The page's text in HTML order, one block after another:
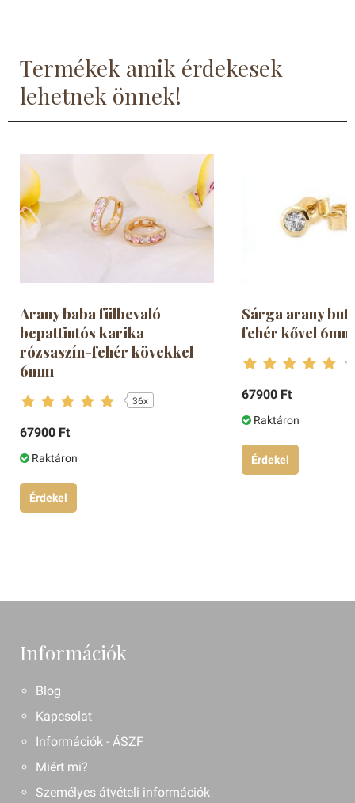
Termékek amik érdekesek
lehetnek önnek!
Arany baba fülbevaló
bepattintós karika
rózsaszín-fehér kövekkel
6mm
36x
67900 Ft
Raktáron
Érdekel
Sárga arany
fehér kővel 6mm
67900 Ft
Raktáron
Érdekel
Információk
Blog
Kapcsolat
Információk - ÁSZF
Miért mi?
Személyes átvételi információk